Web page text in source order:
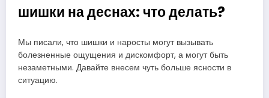
шишки на деснах: что делать?
Мы писали, что шишки и наросты могут вызывать
болезненные ощущения и дискомфорт, а могут быть
незаметными. Давайте внесем чуть больше ясности в
ситуацию.